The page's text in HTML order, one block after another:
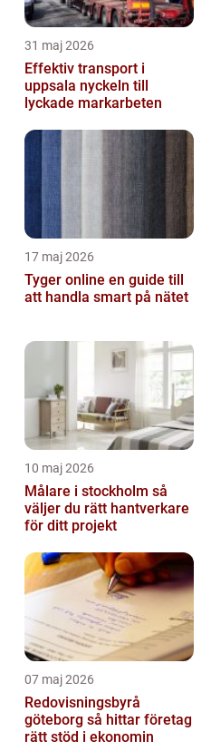
31 maj 2026
Effektiv transport i
uppsala nyckeln till
lyckade markarbeten
17 maj 2026
Tyger online en guide till
att handla smart på nätet
10 maj 2026
Målare i stockholm så
väljer du rätt hantverkare
för ditt projekt
07 maj 2026
Redovisningsbyrå
göteborg så hittar företag
rätt stöd i ekonomin